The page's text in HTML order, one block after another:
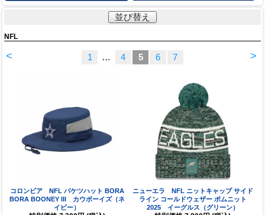
並び替え
NFL
< >
1 … 4 5 6 7
コロンビア NFL バケツハット BORA
BORA BOONEY III カウボーイズ（ネ
イビー）
ニューエラ NFL ニットキャップ サイド
ライン コールドウェザー ポムニット
2025 イーグルス（グリーン）